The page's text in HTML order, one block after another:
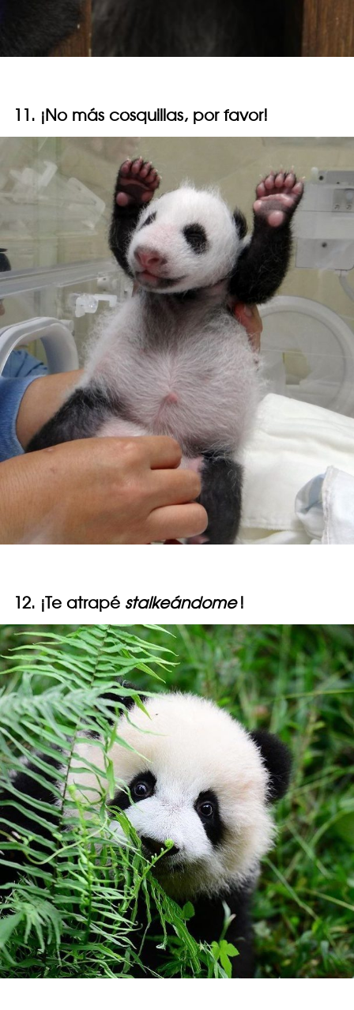
11. ¡No más cosquillas, por favor!
12. ¡Te atrapé stalkeándome !